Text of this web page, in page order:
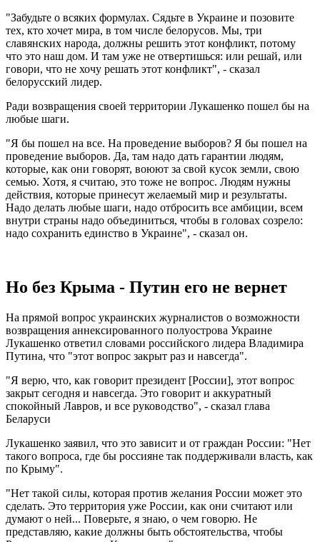
"Забудьте о всяких формулах. Сядьте в Украине и позовите
тех, кто хочет мира, в том числе белорусов. Мы, три
славянских народа, должны решить этот конфликт, потому
что это наш дом. И там уже не отвертишься: или решай, или
говори, что не хочу решать этот конфликт", - сказал
белорусский лидер.
Ради возвращения своей территории Лукашенко пошел бы на
любые шаги.
"Я бы пошел на все. На проведение выборов? Я бы пошел на
проведение выборов. Да, там надо дать гарантии людям,
которые, как они говорят, воюют за свой кусок земли, свою
семью. Хотя, я считаю, это тоже не вопрос. Людям нужны
действия, которые принесут желаемый мир и результаты.
Надо делать любые шаги, надо отбросить все амбиции, всем
внутри страны надо объединиться, чтобы в головах созрело:
надо сохранить единство в Украине", - сказал он.
Но без Крыма - Путин его не вернет
На прямой вопрос украинских журналистов о возможности
возвращения аннексированного полуострова Украине
Лукашенко ответил словами российского лидера Владимира
Путина, что "этот вопрос закрыт раз и навсегда".
"Я верю, что, как говорит президент [России], этот вопрос
закрыт сегодня и навсегда. Это говорит и аккуратный
спокойный Лавров, и все руководство", - сказал глава
Беларуси
Лукашенко заявил, что это зависит и от граждан России: "Нет
такого вопроса, где бы россияне так поддерживали власть, как
по Крыму".
"Нет такой силы, которая против желания России может это
сделать. Это территория уже России, как они считают или
думают о ней... Поверьте, я знаю, о чем говорю. Не
представляю, какие должны быть обстоятельства, чтобы